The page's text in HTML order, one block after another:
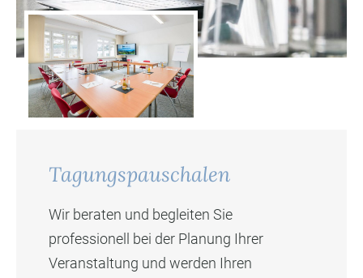
Tagungspauschalen
Wir beraten und begleiten Sie
professionell bei der Planung Ihrer
Veranstaltung und werden Ihren